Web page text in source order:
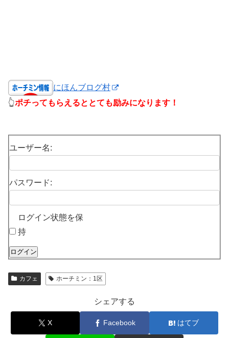
にほんブログ村
👆ポチってもらえるととても励みになります！
ユーザー名:
パスワード:
ログイン状態を保
持
ログイン
カフェ ホーチミン：1区
シェアする
X Facebook はてブ